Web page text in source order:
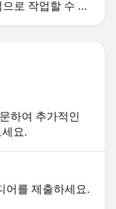
로 작업할 수 있
하여 추가적인
요.
어를 제출하세요.